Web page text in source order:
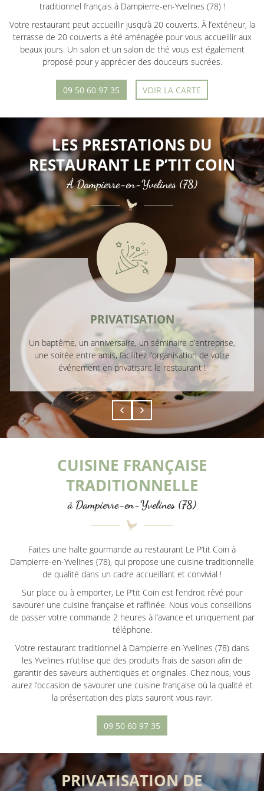
UNE
traditionnel français à Dampierre-en-Yvelines (78) !
Votre restaurant peut accueillir jusqu’à 20 couverts. À l’extérieur, la
terrasse de 20 couverts a été aménagée pour vous accueillir aux
beaux jours. Un salon et un salon de thé vous est également
proposé pour y apprécier des douceurs sucrées.
09 50 60 97 35 VOIR LA CARTE
LES PRESTATIONS DU
RESTAURANT LE P’TIT COIN
À Dampierre-en-Yvelines (78)
PRIVATISATION
Un baptême, un anniversaire, un séminaire d’entreprise,
une soirée entre amis, facilitez l’organisation de votre
événement en privatisant le restaurant !
CUISINE FRANÇAISE
TRADITIONNELLE
à Dampierre-en-Yvelines (78)
Faites une halte gourmande au restaurant Le P’tit Coin à
Dampierre-en-Yvelines (78), qui propose une cuisine traditionnelle
de qualité dans un cadre accueillant et convivial !
Sur place ou à emporter, Le P’tit Coin est l’endroit rêvé pour
savourer une cuisine française et raffinée. Nous vous conseillons
de passer votre commande 2 heures à l’avance et uniquement par
téléphone.
Votre restaurant traditionnel à Dampierre-en-Yvelines (78) dans
les Yvelines n’utilise que des produits frais de saison afin de
garantir des saveurs authentiques et originales. Chez nous, vous
aurez l’occasion de savourer une cuisine française où la qualité et
la présentation des plats sauront vous ravir.
09 50 60 97 35
PRIVATISATION DE